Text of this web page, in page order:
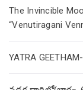
The Invincible
“Venutiragani
YATRA